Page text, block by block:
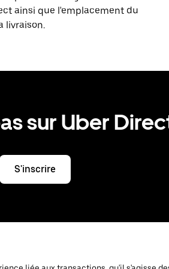
ainsi que l'emplacement du
livraison.
sur Uber
S'inscrire